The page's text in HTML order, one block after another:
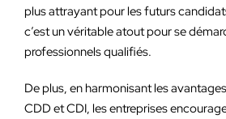
plus attrayant pour les futurs
c’est un véritable atout pour se
professionnels qualifiés.
De plus, en harmonisant les
CDD et CDI, les entreprises